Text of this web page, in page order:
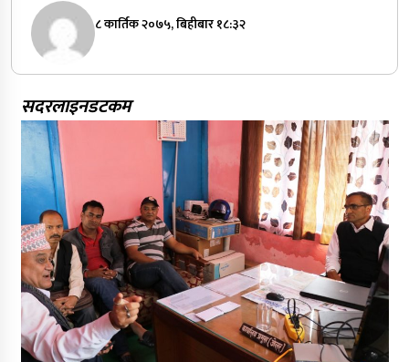
८ कार्तिक २०७५, बिहीबार १८:३२
सदरलाइनडटकम